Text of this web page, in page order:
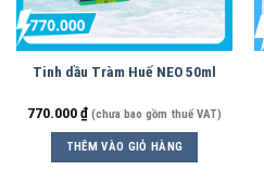
Tinh dầu Tràm Huế NEO 50ml
770.000₫ (chưa bao gồm thuế VAT)
THÊM VÀO GIỎ HÀNG